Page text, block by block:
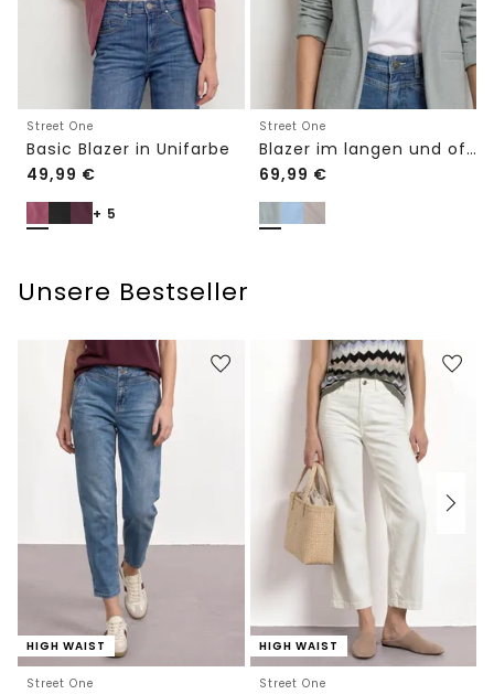
Street One
Basic Blazer in Unifarbe
49,99 €
+ 5
Street One
Blazer im langen und offenen Schnitt
69,99 €
Unsere Bestseller
HIGH WAIST
Street One
HIGH WAIST
Street One